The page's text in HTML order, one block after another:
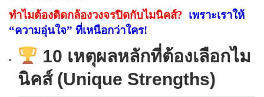
ทำไมต้องติดกล้องวงจรปิดกับไมนิคส์? เพราะเราให้
“ความอุ่นใจ” ที่เหนือกว่าใคร!
10 เหตุผลหลักที่ต้องเลือกไม
นิคส์ (Unique Strengths)